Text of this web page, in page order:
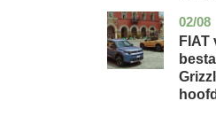
02/08
auto
FIAT